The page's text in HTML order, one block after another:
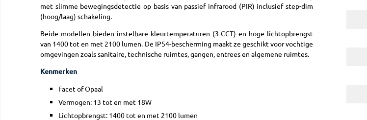
met slimme bewegingsdetectie op basis van passief infrarood (PIR) inclusief step-dim
(hoog/laag) schakeling.
Beide modellen bieden instelbare kleurtemperaturen (3-CCT) en hoge lichtopbrengst
van 1400 tot en met 2100 lumen. De IP54-bescherming maakt ze geschikt voor vochtige
omgevingen zoals sanitaire, technische ruimtes, gangen, entrees en algemene ruimtes.
Kenmerken
Facet of Opaal
Vermogen: 13 tot en met 18W
Lichtopbrengst: 1400 tot en met 2100 lumen